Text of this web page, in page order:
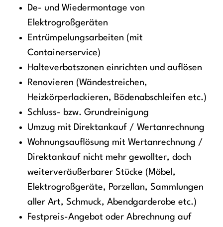
De- und Wiedermontage von
Elektrogroßgeräten
Entrümpelungsarbeiten (mit
Containerservice)
Halteverbotszonen einrichten und auflösen
Renovieren (Wändestreichen,
Heizkörperlackieren, Bödenabschleifen etc.)
Schluss- bzw. Grundreinigung
Umzug mit Direktankauf / Wertanrechnung
Wohnungsauflösung mit Wertanrechnung /
Direktankauf nicht mehr gewollter, doch
weiterveräußerbarer Stücke (Möbel,
Elektrogroßgeräte, Porzellan, Sammlungen
aller Art, Schmuck, Abendgarderobe etc.)
Festpreis-Angebot oder Abrechnung auf